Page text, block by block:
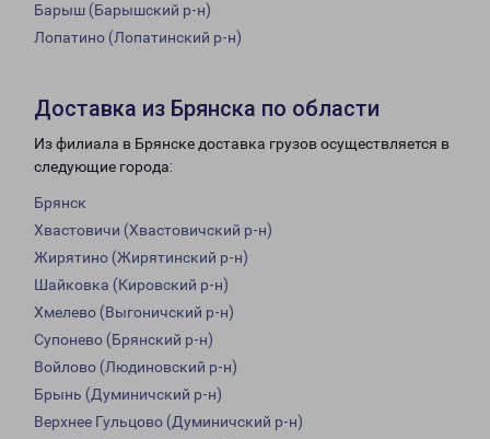
Барыш (Барышский р-н)
Лопатино (Лопатинский р-н)
Доставка из Брянска по области
Из филиала в Брянске доставка грузов осуществляется в
следующие города:
Брянск
Хвастовичи (Хвастовичский р-н)
Жирятино (Жирятинский р-н)
Шайковка (Кировский р-н)
Хмелево (Выгоничский р-н)
Супонево (Брянский р-н)
Войлово (Людиновский р-н)
Брынь (Думиничский р-н)
Верхнее Гульцово (Думиничский р-н)